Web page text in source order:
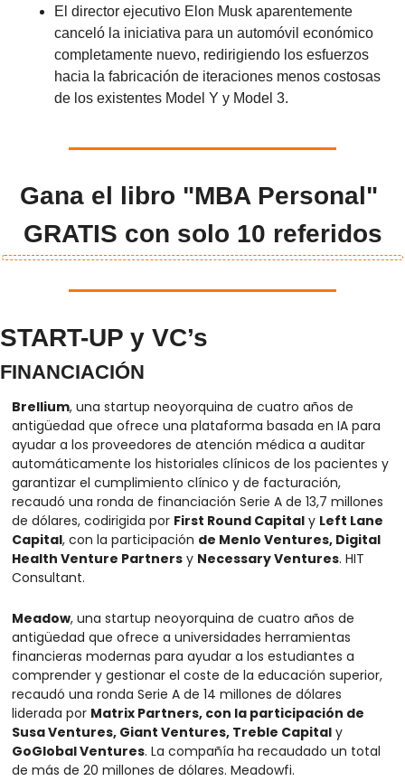
El director ejecutivo Elon Musk aparentemente
canceló la iniciativa para un automóvil económico
completamente nuevo, redirigiendo los esfuerzos
hacia la fabricación de iteraciones menos costosas
de los existentes Model Y y Model 3.
Gana el libro "MBA Personal"
GRATIS con solo 10 referidos
START-UP y VC’s
FINANCIACIÓN
Brellium, una startup neoyorquina de cuatro años de
antigüedad que ofrece una plataforma basada en IA para
ayudar a los proveedores de atención médica a auditar
automáticamente los historiales clínicos de los pacientes y
garantizar el cumplimiento clínico y de facturación,
recaudó una ronda de financiación Serie A de 13,7 millones
de dólares, codirigida por First Round Capital y Left Lane
Capital, con la participación de Menlo Ventures, Digital
Health Venture Partners y Necessary Ventures. HIT
Consultant.
Meadow, una startup neoyorquina de cuatro años de
antigüedad que ofrece a universidades herramientas
financieras modernas para ayudar a los estudiantes a
comprender y gestionar el coste de la educación superior,
recaudó una ronda Serie A de 14 millones de dólares
liderada por Matrix Partners, con la participación de
Susa Ventures, Giant Ventures, Treble Capital
GoGlobal Ventures. La compañía ha recaudado un total
de más de 20 millones de dólares. Meadowfi.